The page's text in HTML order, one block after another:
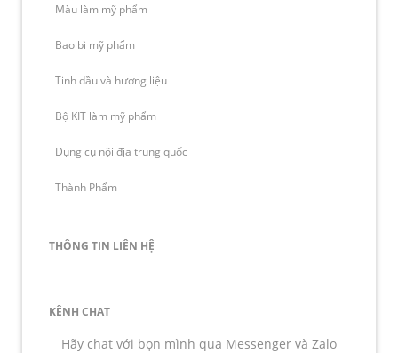
Màu làm mỹ phẩm
Bao bì mỹ phẩm
Tinh dầu và hương liệu
Bộ KIT làm mỹ phẩm
Dụng cụ nội địa trung quốc
Thành Phẩm
THÔNG TIN LIÊN HỆ
KÊNH CHAT
Hãy chat với bọn mình qua Messenger và Zalo